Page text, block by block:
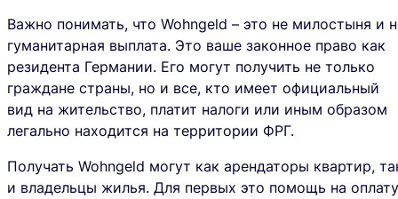
Важно понимать, что Wohngeld – это не милостыня и
гуманитарная выплата. Это ваше законное право как
резидента Германии. Его могут получить не только
граждане страны, но и все, кто имеет официальный
вид на жительство, платит налоги или иным образом
легально находится на территории ФРГ.
Получать Wohngeld могут как арендаторы квартир,
и владельцы жилья. Для первых это помощь на оплату